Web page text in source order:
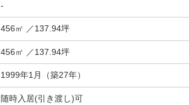
-
456㎡ ／137.94坪
456㎡ ／137.94坪
1999年1月（築27年）
随時入居(引き渡し)可